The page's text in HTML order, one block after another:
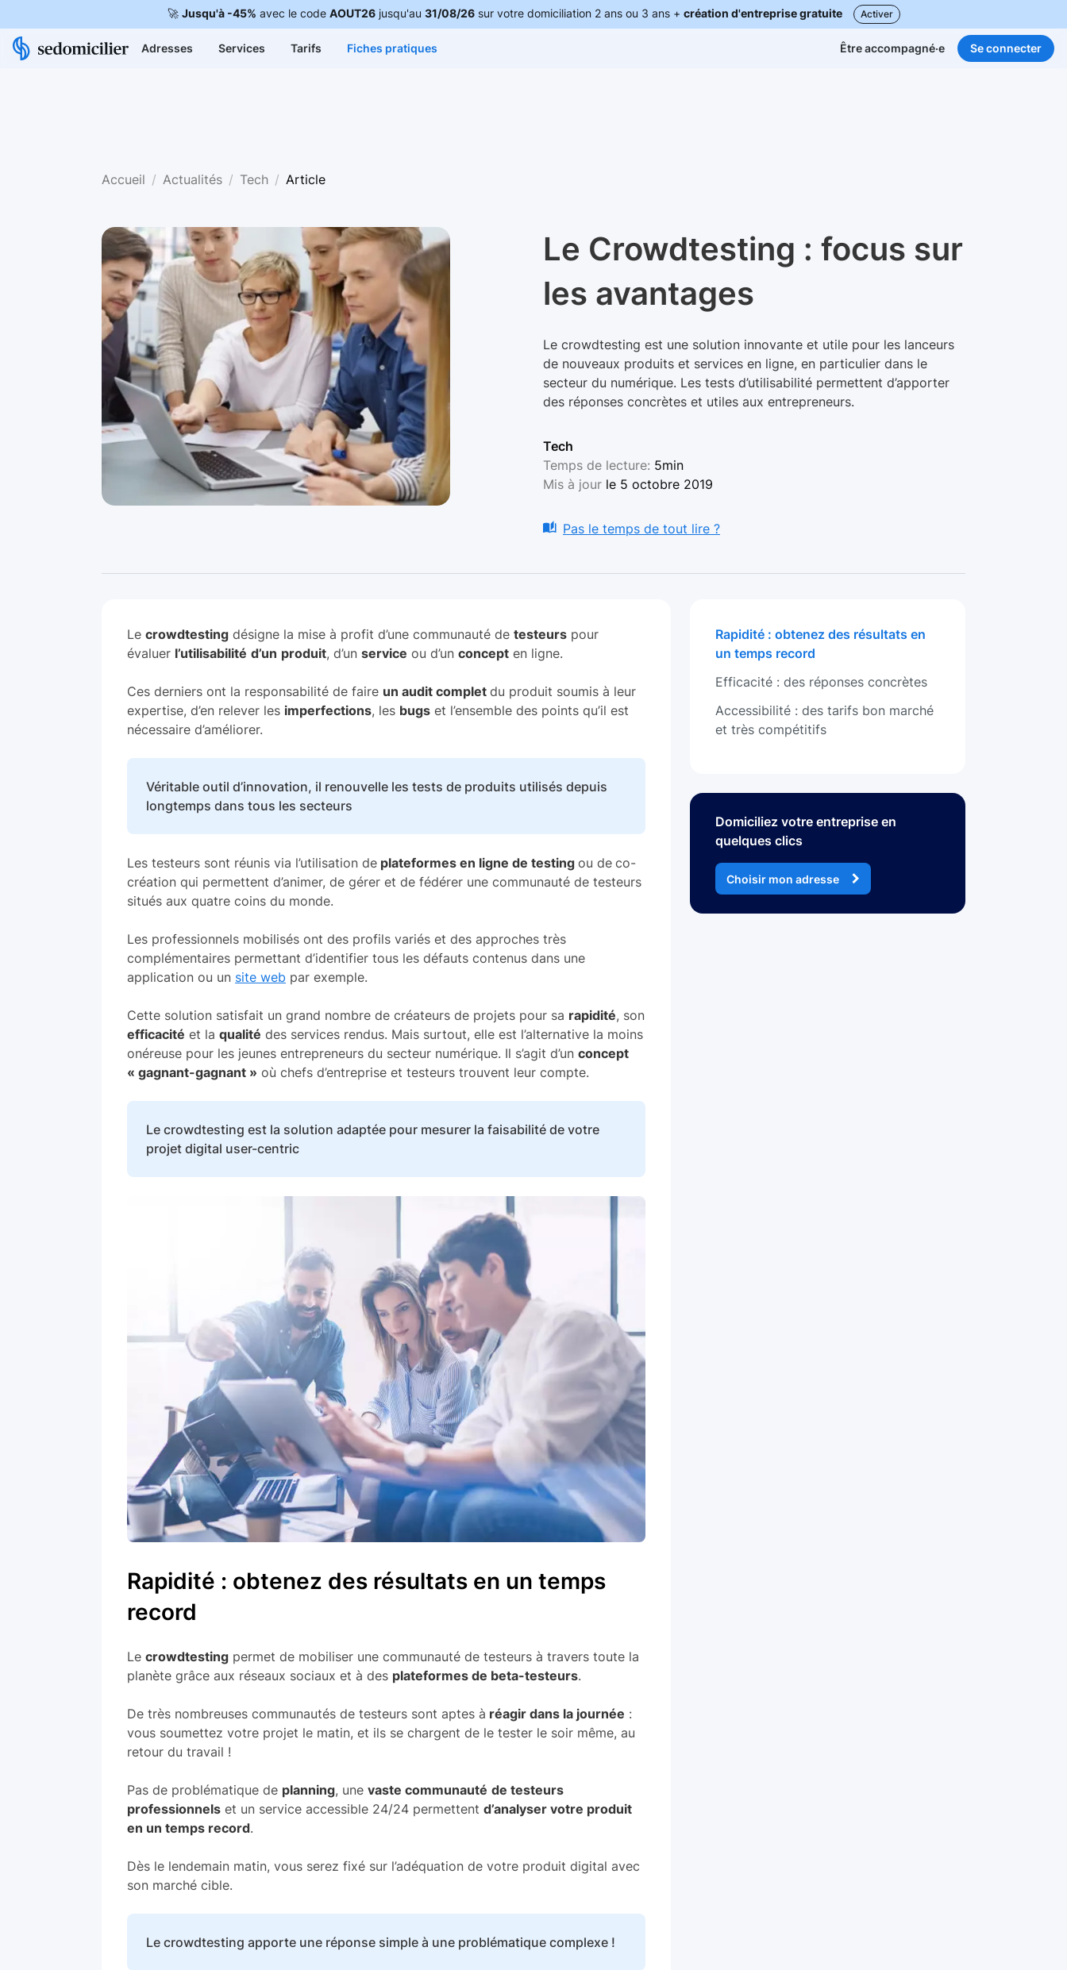
🚀 Jusqu'à -45% avec le code AOUT26jusqu'au 31/08/26sur votre domiciliation 2 ans ou 3 ans + création d'entreprise gratuite Activer
Adresses Services Tarifs Fiches pratiques Être accompagné·e Se connecter
Accueil Actualités Tech Article
Le Crowdtesting : focus sur
les avantages
Le crowdtesting est une solution innovante et utile pour les lanceurs
de nouveaux produits et services en ligne, en particulier dans le
secteur du numérique. Les tests d’utilisabilité permettent d’apporter
des réponses concrètes et utiles aux entrepreneurs.
Tech
Temps de lecture: 5min
Mis à jour le 5 octobre 2019
Pas le temps de tout lire ?
Le crowdtesting désigne la mise à profit d’une communauté de testeurs pour
évaluer l’utilisabilité d’un produit, d’un service ou d’un concept en ligne.
Ces derniers ont la responsabilité de faire un audit complet du produit soumis à leur
expertise, d’en relever les imperfections, les bugs et l’ensemble des points qu’il est
nécessaire d’améliorer.
Véritable outil d’innovation, il renouvelle les tests de produits utilisés depuis
longtemps dans tous les secteurs
Les testeurs sont réunis via l’utilisation de plateformes en ligne de testing ou de co-
création qui permettent d’animer, de gérer et de fédérer une communauté de testeurs
situés aux quatre coins du monde.
Les professionnels mobilisés ont des profils variés et des approches très
complémentaires permettant d’identifier tous les défauts contenus dans une
application ou un site web par exemple.
Cette solution satisfait un grand nombre de créateurs de projets pour sa rapidité, son
efficacité et la qualité des services rendus. Mais surtout, elle est l’alternative la moins
onéreuse pour les jeunes entrepreneurs du secteur numérique. Il s’agit d’un concept
« gagnant-gagnant » où chefs d’entreprise et testeurs trouvent leur compte.
Le crowdtesting est la solution adaptée pour mesurer la faisabilité de votre
projet digital user-centric
Rapidité : obtenez des résultats en un temps
record
Le crowdtesting permet de mobiliser une communauté de testeurs à travers toute la
planète grâce aux réseaux sociaux et à des plateformes de beta-testeurs.
De très nombreuses communautés de testeurs sont aptes à réagir dans la journée :
vous soumettez votre projet le matin, et ils se chargent de le tester le soir même, au
retour du travail !
Pas de problématique de planning, une vaste communauté de testeurs
professionnels et un service accessible 24/24 permettent d’analyser votre produit
en un temps record.
Dès le lendemain matin, vous serez fixé sur l’adéquation de votre produit digital avec
son marché cible.
Le crowdtesting apporte une réponse simple à une problématique complexe !
Rapidité : obtenez des résultats en
un temps record
Efficacité : des réponses concrètes
Accessibilité : des tarifs bon marché
et très compétitifs
Domiciliez votre entreprise en
quelques clics
Choisir mon adresse